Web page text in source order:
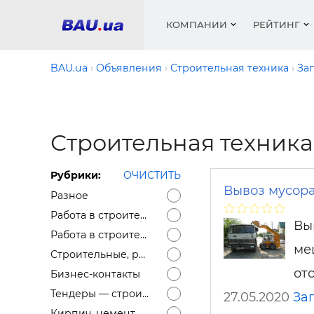
КОМПАНИИ РЕЙТИНГ
Медиа
Окна
песок,
Окна
BAU.ua Объявления Строительная техника
Строительная
Рубрики:
ОЧИСТИТЬ
Разное
Работа в строительстве — Вакансии
Работа в строительстве — Резюме
Строительные, ремонтные услуги
Бизнес-контакты
Тендеры — строительные
Вывоз
27.05.2020